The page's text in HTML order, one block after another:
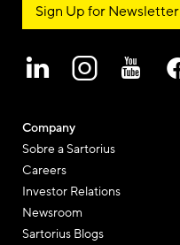
Company
Sobre a Sartorius
Careers
Investor Relations
Newsroom
Sartorius Blogs
Sign Up for Newsletter